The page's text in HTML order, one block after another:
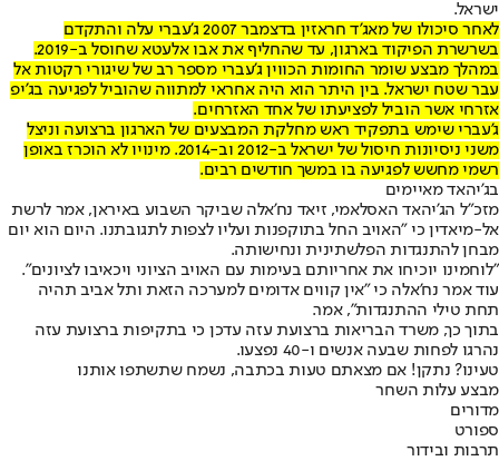
ישראל.
לאחר סיכולו של מאג'ד חראזין בדצמבר 2007 ג'עברי עלה והתקדם
בשרשרת הפיקוד בארגון, עד שהחליף את אבו אלעטא שחוסל ב-2019.
במהלך מבצע שומר החומות הכווין ג'עברי מספר רב של שיגורי רקטות אל
עבר שטח ישראל. בין היתר הוא היה אחראי למתווה שהוביל לפגיעה בג'יפ
אזרחי אשר הוביל לפציעתו של אחד האזרחים.
ג'עברי שימש בתפקיד ראש מחלקת המבצעים של הארגון ברצועה וניצל
משני ניסיונות חיסול של ישראל ב-2012 וב-2014. מינויו לא הוכרז באופן
רשמי מחשש לפגיעה בו במשך חודשים רבים.
בג'יהאד מאיימים
מזכ"ל הג'יהאד האסלאמי, זיאד נח'אלה שביקר השבוע באיראן, אמר לרשת
אל-מיאדין כי "האויב החל בתוקפנות ועליו לצפות לתגובתנו. היום הוא יום
מבחן להתנגדות הפלשתינית ונחישותה.
"לוחמינו יוכיחו את אחריותם בעימות עם האויב הציוני ויכאיבו לציונים".
עוד אמר נח'אלה כי "אין קווים אדומים למערכה הזאת ותל אביב תהיה
תחת טילי ההתנגדות", אמר.
בתוך כך, משרד הבריאות ברצועת עזה עדכן כי בתקיפות ברצועת עזה
נהרגו לפחות שבעה אנשים ו-40 נפצעו.
טעינו? נתקן! אם מצאתם טעות בכתבה, נשמח שתשתפו אותנו
מבצע עלות השחר
מדורים
ספורט
תרבות ובידור